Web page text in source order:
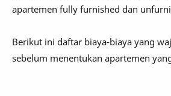
apartemen fully furnished dan
Berikut ini daftar biaya-biaya yang
sebelum menentukan apartemen